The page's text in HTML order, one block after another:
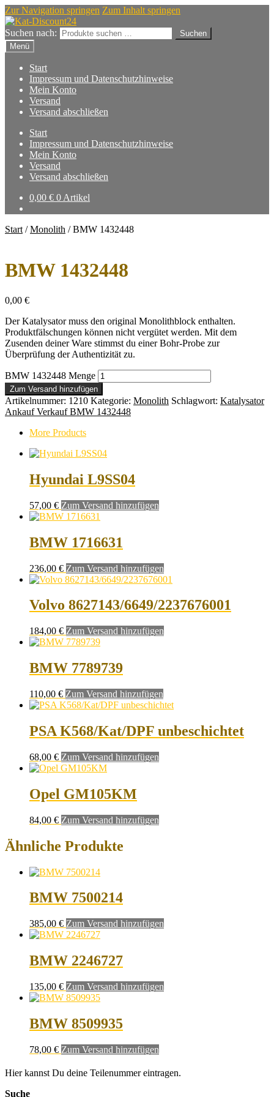
Zur Navigation springen Zum Inhalt springen
Suchen nach:
Suchen
Menü
Start
Impressum und Datenschutzhinweise
Mein Konto
Versand
Versand abschließen
Start
Impressum und Datenschutzhinweise
Mein Konto
Versand
Versand abschließen
0,00 € 0 Artikel
Start /Monolith /BMW 1432448
BMW 1432448
0,00 €
Der Katalysator muss den original Monolithblock enthalten.
Produktfälschungen können nicht vergütet werden. Mit dem
Zusenden deiner Ware stimmst du einer Bohr-Probe zur
Überprüfung der Authentizität zu.
BMW 1432448 Menge
Zum Versand hinzufügen
Artikelnummer: 1210 Kategorie: Monolith Schlagwort: Katalysator
Ankauf Verkauf BMW 1432448
More Products
Hyundai L9SS04
57,00 € Zum Versand hinzufügen
BMW 1716631
236,00 € Zum Versand hinzufügen
Volvo 8627143/6649/2237676001
184,00 € Zum Versand hinzufügen
BMW 7789739
110,00 € Zum Versand hinzufügen
PSA K568/Kat/DPF unbeschichtet
68,00 € Zum Versand hinzufügen
Opel GM105KM
84,00 € Zum Versand hinzufügen
Ähnliche Produkte
BMW 7500214
385,00 € Zum Versand hinzufügen
BMW 2246727
135,00 € Zum Versand hinzufügen
BMW 8509935
78,00 € Zum Versand hinzufügen
Hier kannst Du deine Teilenummer eintragen.
Suche